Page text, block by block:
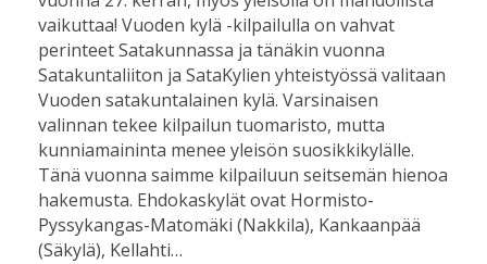
vaikuttaa! Vuoden kylä -kilpailulla on vahvat
perinteet Satakunnassa ja tänäkin vuonna
Satakuntaliiton ja SataKylien yhteistyössä valitaan
Vuoden satakuntalainen kylä. Varsinaisen
valinnan tekee kilpailun tuomaristo, mutta
kunniamaininta menee yleisön suosikkikylälle.
Tänä vuonna saimme kilpailuun seitsemän hienoa
hakemusta. Ehdokaskylät ovat Hormisto-
Pyssykangas-Matomäki (Nakkila), Kankaanpää
(Säkylä), Kellahti…